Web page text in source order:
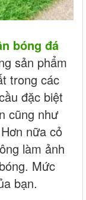
bóng đá
sản phẩm
trong các
đặc biệt
cũng như
nữa cỏ
làm ảnh
Mức
bạn.